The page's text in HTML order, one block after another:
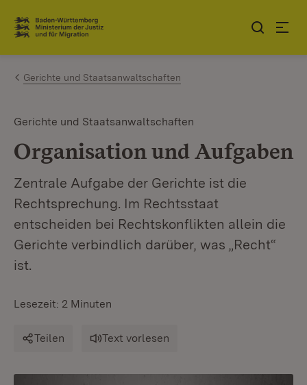
Zum Inhalt springen
Link zur Startseite
Gerichte und Staatsanwaltschaften
Gerichte und Staatsanwaltschaften
Organisation und Aufgaben
Zentrale Aufgabe der Gerichte ist die
Rechtsprechung. Im Rechtsstaat
entscheiden bei Rechtskonflikten allein die
Gerichte verbindlich darüber, was „Recht“
ist.
Lesezeit: 2 Minuten
Teilen Text vorlesen